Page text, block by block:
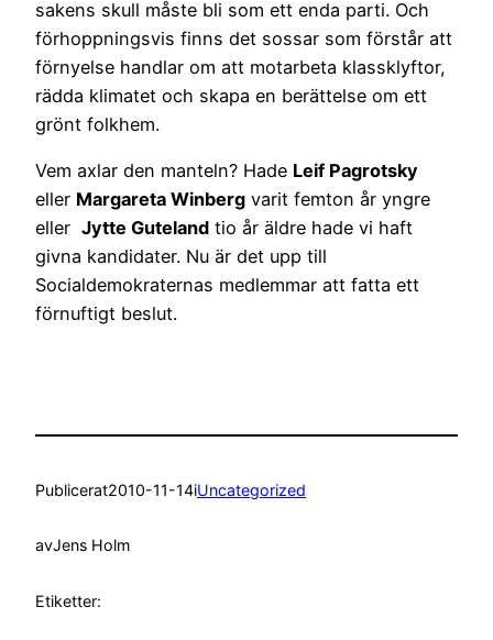
sakens skull måste bli som ett enda parti. Och
förhoppningsvis finns det sossar som förstår att
förnyelse handlar om att motarbeta klassklyftor,
rädda klimatet och skapa en berättelse om ett
grönt folkhem.
Vem axlar den manteln? Hade Leif Pagrotsky
eller Margareta Winberg varit femton år yngre
eller Jytte Guteland tio år äldre hade vi haft
givna kandidater. Nu är det upp till
Socialdemokraternas medlemmar att fatta ett
förnuftigt beslut.
Publicerat2010-11-14iUncategorized
avJens Holm
Etiketter: